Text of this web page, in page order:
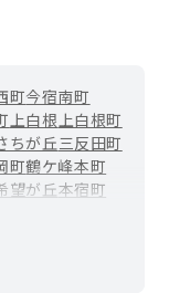
町今宿南町
上白根上白根町
ちが丘三反田町
町鶴ケ峰本町
望が丘本宿町